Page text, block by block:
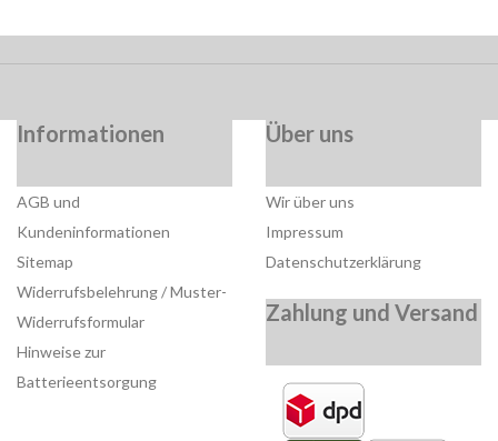
Informationen
AGB und
Kundeninformationen
Sitemap
Widerrufsbelehrung / Muster-
Widerrufsformular
Hinweise zur
Batterieentsorgung
Über uns
Wir über uns
Impressum
Datenschutzerklärung
Zahlung und Versand